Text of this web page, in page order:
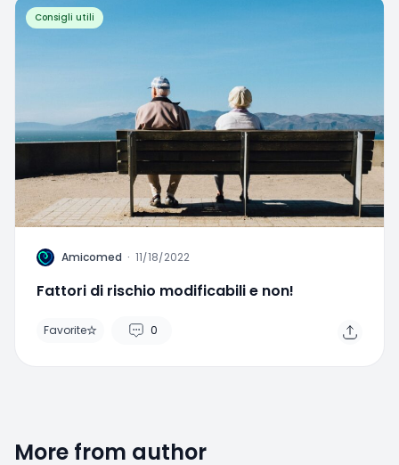
Consigli utili
A Amicomed · 11/18/2022
Fattori di rischio modificabili e non!
Favorite 0
More from author